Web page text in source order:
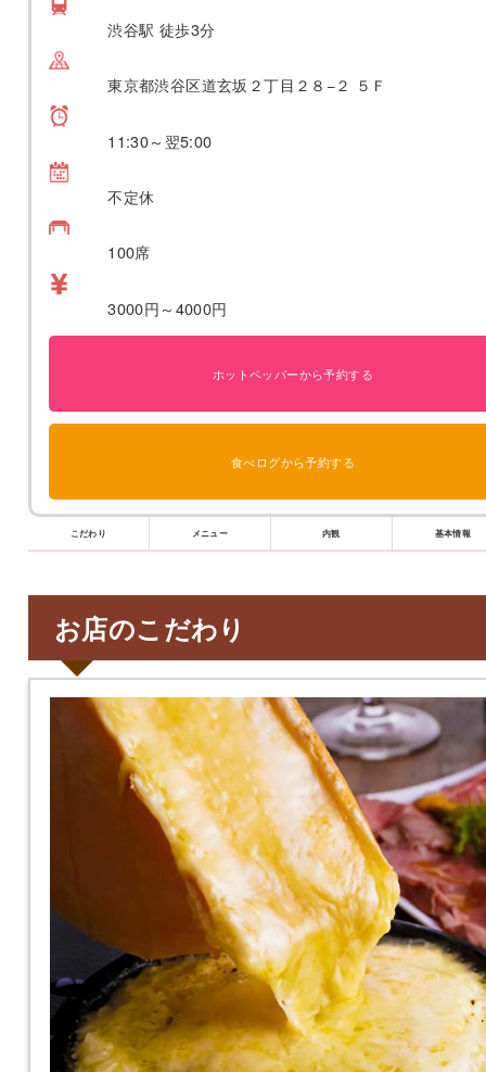
こだわり メニュー 内観 基本情報
渋谷駅 徒歩3分
東京都渋谷区道玄坂２丁目２８−２ ５Ｆ
11:30～翌5:00
不定休
100席
3000円～4000円
ホットペッパーから予約する
食べログから予約する
お店のこだわり